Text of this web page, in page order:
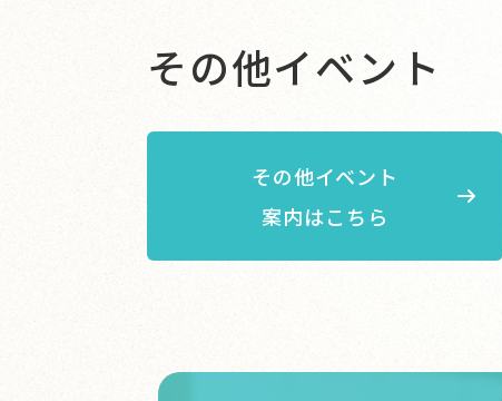
その他イベント
その他イベント
案内はこちら